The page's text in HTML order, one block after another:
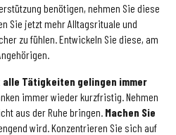
benötigen, nehmen Sie diese
Sie jetzt mehr Alltagsrituale und
zu fühlen. Entwickeln Sie diese, am
alle Tätigkeiten gelingen immer
immer wieder kurzfristig. Nehmen
aus der Ruhe bringen. Machen Sie
wird. Konzentrieren Sie sich auf